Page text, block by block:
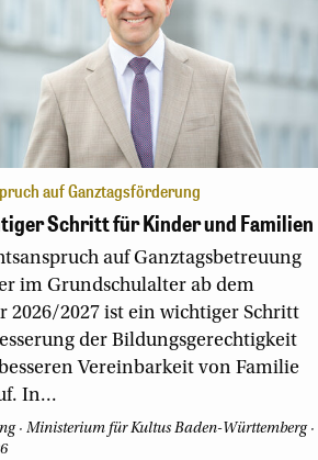
auf Ganztagsförderung
Schritt für Kinder und Familien
auf Ganztagsbetreuung
im Grundschulalter ab dem
2026/2027 ist ein wichtiger Schritt
der Bildungsgerechtigkeit
Vereinbarkeit von Familie
In...
· Ministerium für Kultus Baden-Württemberg ·